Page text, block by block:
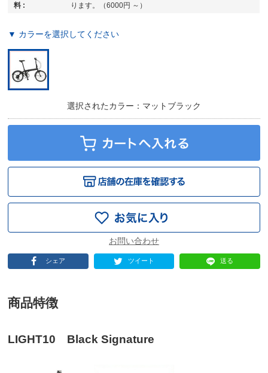
料 :
ります。（6000円 ～）
▼ カラーを選択してください
選択されたカラー：マットブラック
シェア ツイート 送る
商品特徴
LIGHT10 Black Signature